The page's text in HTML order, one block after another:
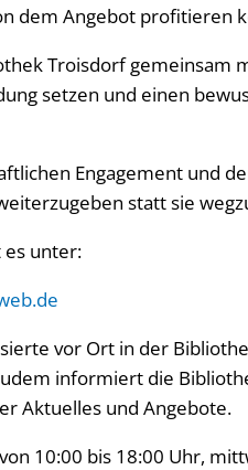
dem Angebot profitieren
Troisdorf gemeinsam
setzen und einen
Engagement und
statt sie
unter:
vor Ort in der
informiert die
Aktuelles und Angebote.
10:00 bis 18:00 Uhr,